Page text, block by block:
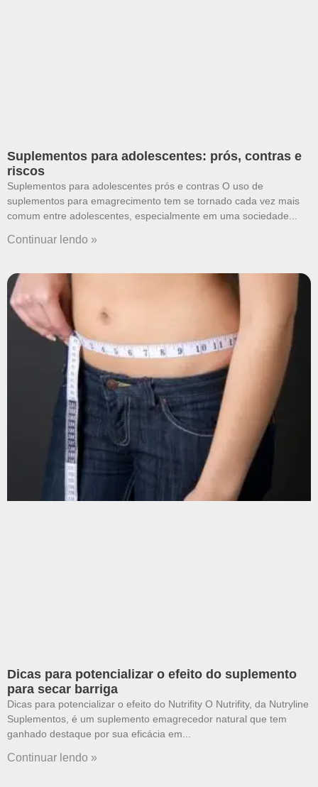
Suplementos para adolescentes: prós, contras e
riscos
Suplementos para adolescentes prós e contras O uso de
suplementos para emagrecimento tem se tornado cada vez mais
comum entre adolescentes, especialmente em uma sociedade
Continuar lendo »
Dicas para potencializar o efeito do suplemento
para secar barriga
Dicas para potencializar o efeito do Nutrifity O Nutrifity, da Nutryline
Suplementos, é um suplemento emagrecedor natural que tem
ganhado destaque por sua eficácia em
Continuar lendo »